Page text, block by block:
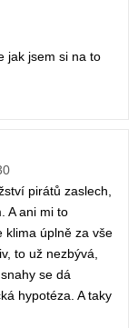
jak jsem si na to
pirátů zaslech,
A ani mi to
klima úplně za vše
to už nezbývá,
se dá
hypotéza. A taky